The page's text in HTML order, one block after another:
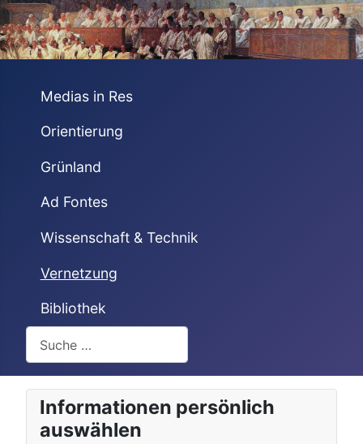
Medias in Res
Orientierung
Grünland
Ad Fontes
Wissenschaft & Technik
Vernetzung
Bibliothek
Informationen persönlich
auswählen